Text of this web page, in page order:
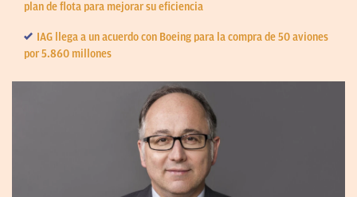
plan de flota para mejorar su eficiencia
IAG llega a un acuerdo con Boeing para la compra de 50 aviones
por 5.860 millones